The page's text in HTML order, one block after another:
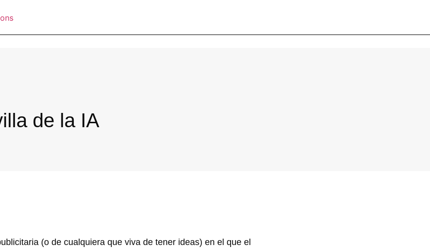
de la IA
(o de cualquiera que viva de tener ideas) en el que el